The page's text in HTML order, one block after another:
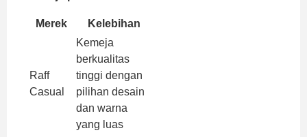
Merek Kelebihan
Raff
Casual
Kemeja
berkualitas
tinggi dengan
pilihan desain
dan warna
yang luas